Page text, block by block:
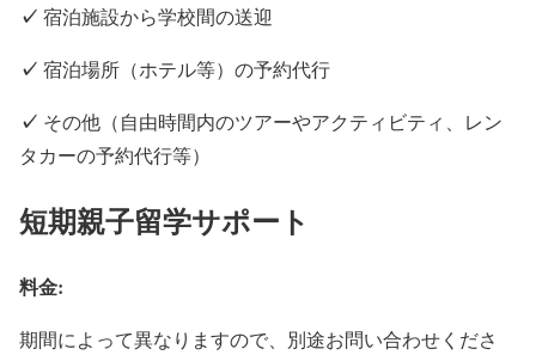
✓ 宿泊施設から学校間の送迎
✓ 宿泊場所（ホテル等）の予約代行
✓ その他（自由時間内のツアーやアクティビティ、レン
タカーの予約代行等）
短期親子留学サポート
料金:
期間によって異なりますので、別途お問い合わせくださ